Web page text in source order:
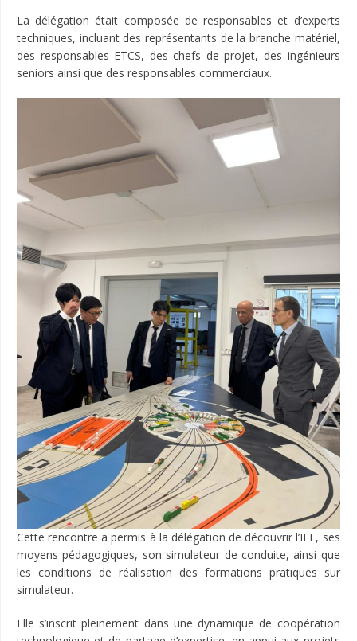
La délégation était composée de responsables et d’experts
techniques, incluant des représentants de la branche matériel,
des responsables ETCS, des chefs de projet, des ingénieurs
seniors ainsi que des responsables commerciaux.
Cette rencontre a permis à la délégation de découvrir l’IFF, ses
moyens pédagogiques, son simulateur de conduite, ainsi que
les conditions de réalisation des formations pratiques sur
simulateur.
Elle s’inscrit pleinement dans une dynamique de coopération